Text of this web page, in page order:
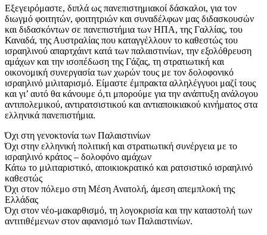
Εξεγειρόμαστε, διπλά ως πανεπιστημιακοί δάσκαλοι, για τον
διωγμό φοιτητών, φοιτητριών και συναδέλφων μας διδασκουσών
και διδασκόντων σε πανεπιστήμια των ΗΠΑ, της Γαλλίας, του
Καναδά, της Αυστραλίας που καταγγέλλουν το καθεστώς του
ισραηλινού απαρτχάιντ κατά των παλαιστινίων, την εξολόθρευση
αμάχων και την ισοπέδωση της Γάζας, τη στρατιωτική και
οικονομική συνεργασία των χωρών τους με τον δολοφονικό
ισραηλινό μιλιταρισμό. Είμαστε έμπρακτα αλληλέγγυοι μαζί τους
και γι’ αυτό θα κάνουμε ό,τι μπορούμε για την ανάπτυξη ανάλογου
αντιπολεμικού, αντιρατσιστικού και αντιαποικιακού κινήματος στα
ελληνικά πανεπιστήμια.
Όχι στη γενοκτονία των Παλαιστινίων
Όχι στην ελληνική πολιτική και στρατιωτική συνέργεια με το
ισραηλινό κράτος – δολοφόνο αμάχων
Κάτω το μιλιταριστικό, αποικιοκρατικό και ρατσιστικό ισραηλινό
καθεστώς
Όχι στον πόλεμο στη Μέση Ανατολή, άμεση απεμπλοκή της
Ελλάδας
Όχι στον νέο-μακαρθισμό, τη λογοκρισία και την καταστολή των
αντιτιθέμενων στον αφανισμό των Παλαιστινίων.